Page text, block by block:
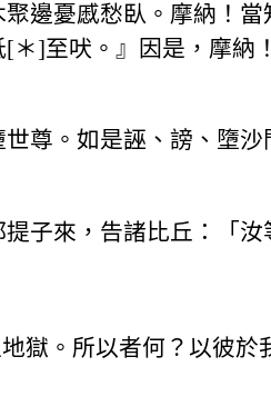
邊憂慼愁臥。摩納！
]至吠。』因是，摩納
尊。如是誣、謗、墮
子來，告諸比丘：「汝
獄。所以者何？以彼於